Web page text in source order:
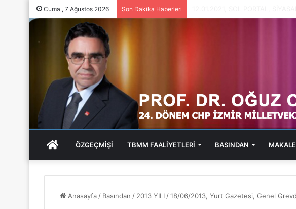
Cuma , 7 Ağustos 2026 Son Dakika Haberleri
ANA
SAYFA
ÖZGEÇMİŞİ TBMM FAALİYETLERİ BASINDAN
Anasayfa/ Basından / 2013 YILI/18/06/2013, Yurt Gazetesi, Genel